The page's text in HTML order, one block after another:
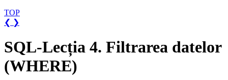
TOP
❮ ❯
SQL-Lecția 4. Filtrarea datelor
(WHERE)